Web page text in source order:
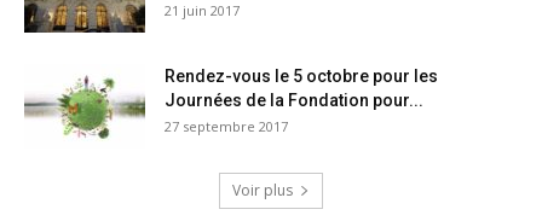
21 juin 2017
Rendez-vous le 5 octobre pour les
Journées de la Fondation pour...
27 septembre 2017
Voir plus